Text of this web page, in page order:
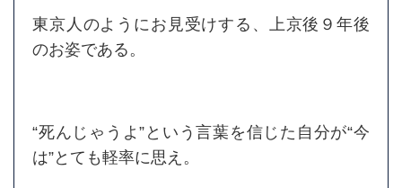
東京人のようにお見受けする、上京後９年後
のお姿である。
“死んじゃうよ”という言葉を信じた自分が“今
は”とても軽率に思え。